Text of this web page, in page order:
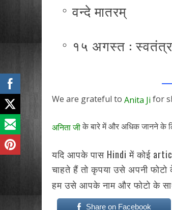
वन्दे मातरम्
१५ अगस्त :
We are grateful to Anita Ji for
अनिता जीके बारे में और अधिक जानने के
यदि आपके पास Hindi में कोई
चाहते हैं तो कृपया उसे अपनी
हम उसे आपके नाम और फोटो के
Share on Facebook